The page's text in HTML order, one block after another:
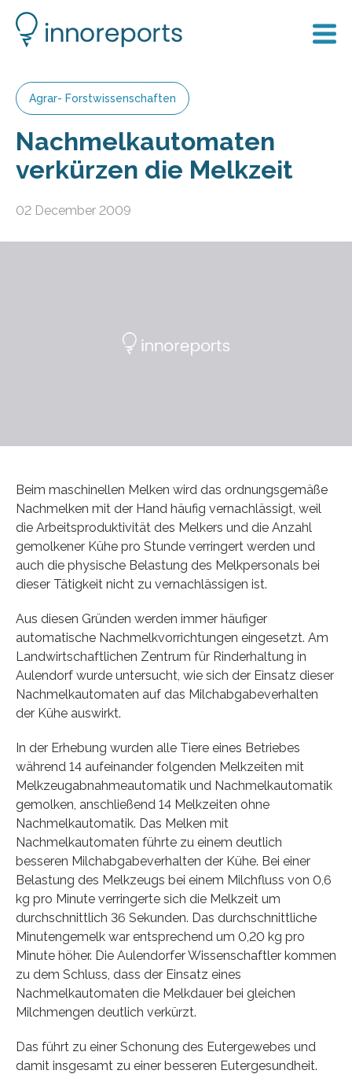
Agrar- Forstwissenschaften
Nachmelkautomaten
verkürzen die Melkzeit
02 December 2009
Beim maschinellen Melken wird das ordnungsgemäße
Nachmelken mit der Hand häufig vernachlässigt, weil
die Arbeitsproduktivität des Melkers und die Anzahl
gemolkener Kühe pro Stunde verringert werden und
auch die physische Belastung des Melkpersonals bei
dieser Tätigkeit nicht zu vernachlässigen ist.
Aus diesen Gründen werden immer häufiger
automatische Nachmelkvorrichtungen eingesetzt. Am
Landwirtschaftlichen Zentrum für Rinderhaltung in
Aulendorf wurde untersucht, wie sich der Einsatz dieser
Nachmelkautomaten auf das Milchabgabeverhalten
der Kühe auswirkt.
In der Erhebung wurden alle Tiere eines Betriebes
während 14 aufeinander folgenden Melkzeiten mit
Melkzeugabnahmeautomatik und Nachmelkautomatik
gemolken, anschließend 14 Melkzeiten ohne
Nachmelkautomatik. Das Melken mit
Nachmelkautomaten führte zu einem deutlich
besseren Milchabgabeverhalten der Kühe. Bei einer
Belastung des Melkzeugs bei einem Milchfluss von 0,6
kg pro Minute verringerte sich die Melkzeit um
durchschnittlich 36 Sekunden. Das durchschnittliche
Minutengemelk war entsprechend um 0,20 kg pro
Minute höher. Die Aulendorfer Wissenschaftler kommen
zu dem Schluss, dass der Einsatz eines
Nachmelkautomaten die Melkdauer bei gleichen
Milchmengen deutlich verkürzt.
Das führt zu einer Schonung des Eutergewebes und
damit insgesamt zu einer besseren Eutergesundheit.